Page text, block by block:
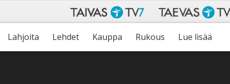
Lahjoita Lehdet Kauppa Rukous Lue lisää